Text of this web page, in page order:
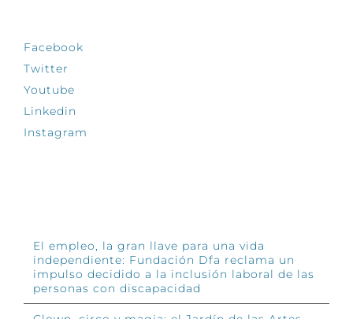
Facebook
Twitter
Youtube
Linkedin
Instagram
El empleo, la gran llave para una vida
independiente: Fundación Dfa reclama un
impulso decidido a la inclusión laboral de las
personas con discapacidad